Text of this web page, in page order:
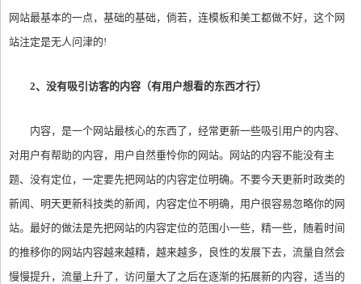
网站最基本的一点，基础的基础，倘若，连模板和美工都做不好，这个网
站注定是无人问津的!
2、没有吸引访客的内容（有用户想看的东西才行）
内容，是一个网站最核心的东西了，经常更新一些吸引用户的内容、
对用户有帮助的内容，用户自然垂怜你的网站。网站的内容不能没有主
题、没有定位，一定要先把网站的内容定位明确。不要今天更新时政类的
新闻、明天更新科技类的新闻，内容定位不明确，用户很容易忽略你的网
站。最好的做法是先把网站的内容定位的范围小一些，精一些，随着时间
的推移你的网站内容越来越精，越来越多，良性的发展下去，流量自然会
慢慢提升，流量上升了，访问量大了之后在逐渐的拓展新的内容，适当的